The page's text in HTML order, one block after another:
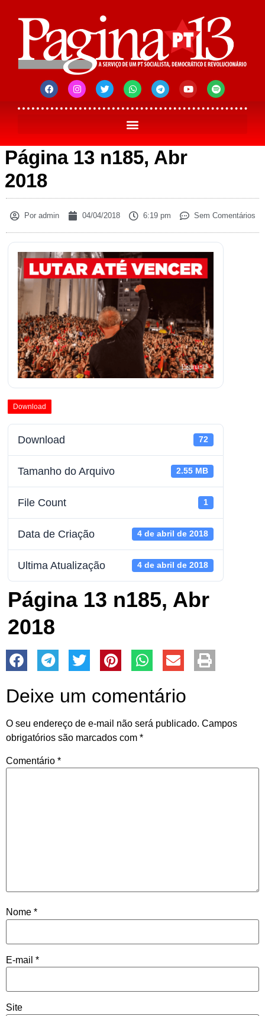
Página 13 n185, Abr
2018
Poradmin 04/04/2018 6:19 pm Sem Comentários
Download
Download 72
Tamanho do Arquivo 2.55 MB
File Count 1
Data de Criação 4 de abril de 2018
Ultima Atualização 4 de abril de 2018
Página 13 n185, Abr
2018
Deixe um comentário
O seu endereço de e-mail não será publicado. Campos
obrigatórios são marcados com *
Comentário *
Nome *
E-mail *
Site